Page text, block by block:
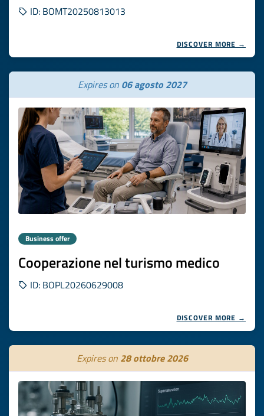
ID: BOMT20250813013
DISCOVER MORE →
Expires on 06 agosto 2027
Business offer
Cooperazione nel turismo medico
ID: BOPL20260629008
DISCOVER MORE →
Expires on 28 ottobre 2026